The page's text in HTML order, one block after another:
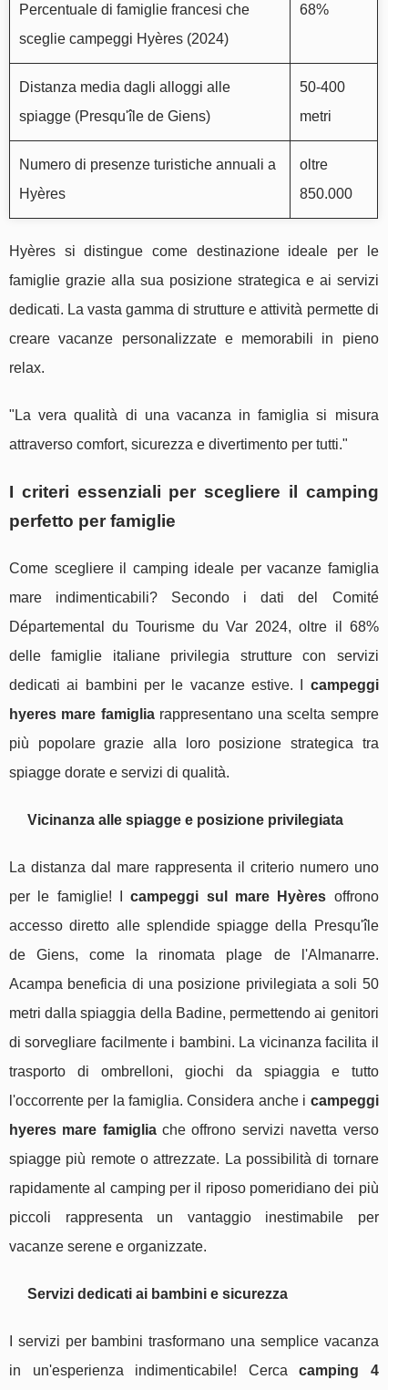
Percentuale di famiglie francesi che
sceglie campeggi Hyères (2024)
68%
Distanza media dagli alloggi alle
spiagge (Presqu'île de Giens)
50-400
metri
Numero di presenze turistiche annuali a
Hyères
oltre
850.000
Hyères si distingue come destinazione ideale per le
famiglie grazie alla sua posizione strategica e ai servizi
dedicati. La vasta gamma di strutture e attività permette di
creare vacanze personalizzate e memorabili in pieno
relax.
"La vera qualità di una vacanza in famiglia si misura
attraverso comfort, sicurezza e divertimento per tutti."
I criteri essenziali per scegliere il camping
perfetto per famiglie
Come scegliere il camping ideale per vacanze famiglia
mare indimenticabili? Secondo i dati del Comité
Départemental du Tourisme du Var 2024, oltre il 68%
delle famiglie italiane privilegia strutture con servizi
dedicati ai bambini per le vacanze estive. I campeggi
hyeres mare famigliarappresentano una scelta sempre
più popolare grazie alla loro posizione strategica tra
spiagge dorate e servizi di qualità.
Vicinanza alle spiagge e posizione privilegiata
La distanza dal mare rappresenta il criterio numero uno
per le famiglie! Icampeggi sul mare Hyères offrono
accesso diretto alle splendide spiagge della Presqu'île
de Giens, come la rinomata plage de l'Almanarre.
Acampa beneficia di una posizione privilegiata a soli 50
metri dalla spiaggia della Badine, permettendo ai genitori
di sorvegliare facilmente i bambini. La vicinanza facilita il
trasporto di ombrelloni, giochi da spiaggia e tutto
l'occorrente per la famiglia. Considera anche i campeggi
hyeres mare famigliache offrono servizi navetta verso
spiagge più remote o attrezzate. La possibilità di tornare
rapidamente al camping per il riposo pomeridiano dei più
piccoli rappresenta un vantaggio inestimabile per
vacanze serene e organizzate.
Servizi dedicati ai bambini e sicurezza
I servizi per bambini trasformano una semplice vacanza
in un'esperienza indimenticabile! Cercacamping 4